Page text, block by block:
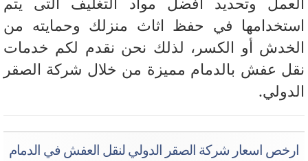
في حفظ اثاث منزلك وحمايته من
أو الكسر، لذلك نحن نقدم لكم خدمات
عفش بالدمام مميزة من خلال شركة الصقر
اسعار شركة الصقر الدولي لنقل العفش في الدمام